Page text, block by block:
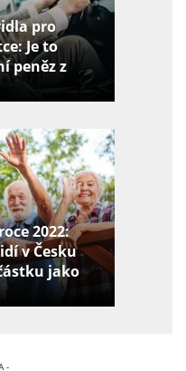
pro
Je to
peněz z
2022:
v Česku
jako